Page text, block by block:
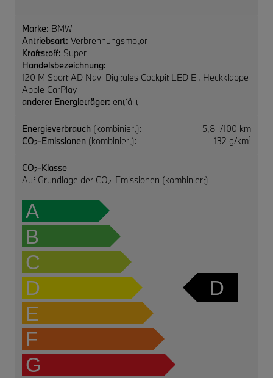
Marke: BMW
Antriebsart: Verbrennungsmotor
Kraftstoff: Super
Handelsbezeichnung:
120 M Sport AD Navi Digitales Cockpit LED El. Heckklappe
Apple CarPlay
anderer Energieträger: entfällt
Energieverbrauch (kombiniert):
5,8 l/100 km
CO2-Emissionen (kombiniert): 132 g/km1
CO2-Klasse
Auf Grundlage der CO2-Emissionen (kombiniert)
A
B
C
D
E
F
G
D